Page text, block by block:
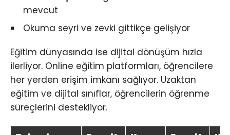
mevcut
Okuma seyri ve zevki gittikçe gelişiyor
Eğitim dünyasında ise dijital dönüşüm hızla
ilerliyor. Online eğitim platformları, öğrencilere
her yerden erişim imkanı sağlıyor. Uzaktan
eğitim ve dijital sınıflar, öğrencilerin öğrenme
süreçlerini destekliyor.